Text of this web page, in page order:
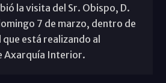
la visita del Sr. Obispo, D.
7 de marzo, dentro de
está realizando al
Axarquía Interior.